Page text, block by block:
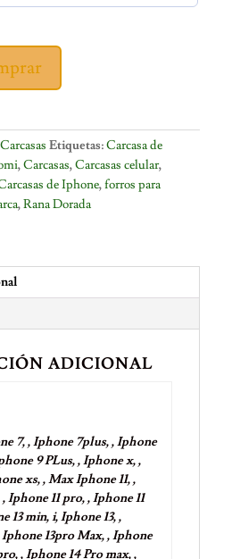
Carcasas Etiquetas:Carcasa de
,Carcasas,Carcasas celular,
de Iphone,forros para
,Rana Dorada
ADICIONAL
7, , Iphone 7plus, , Iphone
9 PLus, , Iphone x, ,
xs, , Max Iphone 11, ,
Iphone 11 pro, , Iphone 11
13 min, i, Iphone 13, ,
Iphone 13pro Max, , Iphone
, Iphone 14 Pro max, ,